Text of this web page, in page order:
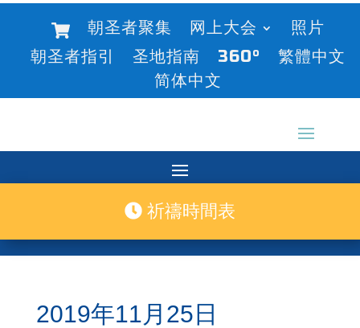
朝圣者聚集 网上大会
照片
朝圣者指引
圣地指南 360°
繁體中文
简体中文
祈禱時間表
2019年11月25日